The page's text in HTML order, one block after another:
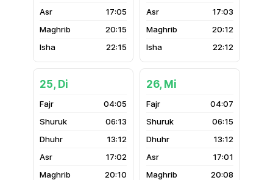
17:05
20:15
22:15
17:03
20:12
22:12
25, Di
04:05
06:13
13:12
17:02
20:10
26, Mi
04:07
06:15
13:12
17:01
20:08